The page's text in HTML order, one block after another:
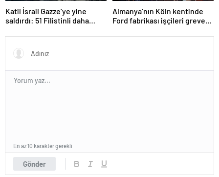
Katil İsrail Gazze’ye yine
saldırdı: 51 Filistinli daha
Almanya’nın Köln kentinde
Ford fabrikası işçileri greve
Gönder
En az 10 karakter gerekli